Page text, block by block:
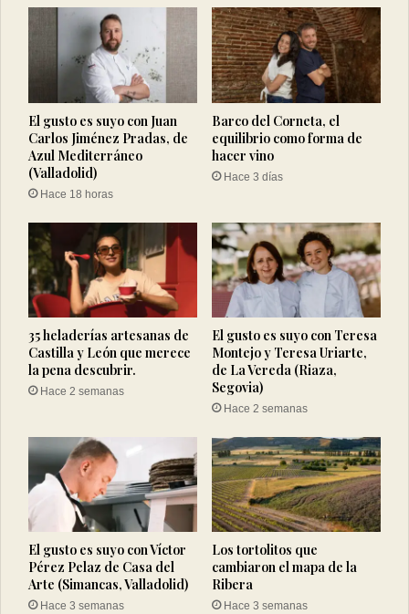
El gusto es suyo con Juan
Carlos Jiménez Pradas, de
Azul Mediterráneo
(Valladolid)
Hace 18 horas
Barco del Corneta, el
equilibrio como forma de
hacer vino
Hace 3 días
35 heladerías artesanas de
Castilla y León que merece
la pena descubrir.
Hace 2 semanas
El gusto es suyo con Teresa
Montejo y Teresa Uriarte,
de La Vereda (Riaza,
Segovia)
Hace 2 semanas
El gusto es suyo con Víctor
Pérez Pelaz de Casa del
Arte (Simancas, Valladolid)
Hace 3 semanas
Los tortolitos que
cambiaron el mapa de la
Ribera
Hace 3 semanas